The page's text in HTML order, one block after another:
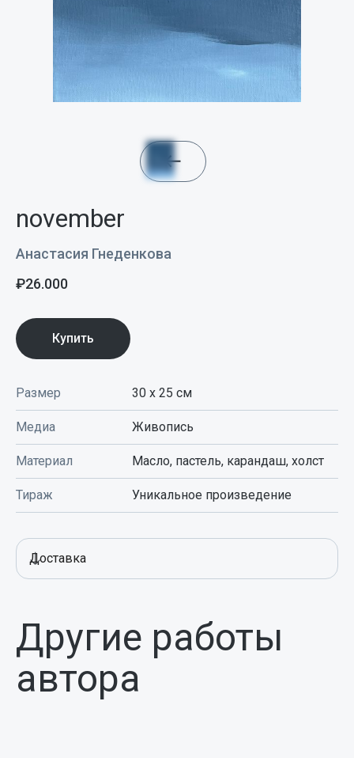
november
Анастасия Гнеденкова
₽26.000
Купить
Размер 30 x 25 см
Медиа Живопись
Материал Масло, пастель, карандаш, холст
Тираж Уникальное произведение
Доставка
Другие работы
автора